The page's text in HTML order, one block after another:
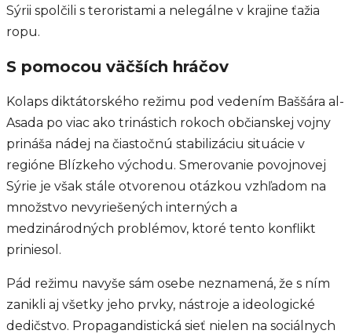
Sýrii spolčili s teroristami a nelegálne v krajine ťažia
ropu.
S pomocou väčších hráčov
Kolaps diktátorského režimu pod vedením Baššára al-
Asada po viac ako trinástich rokoch občianskej vojny
prináša nádej na čiastočnú stabilizáciu situácie v
regióne Blízkeho východu. Smerovanie povojnovej
Sýrie je však stále otvorenou otázkou vzhľadom na
množstvo nevyriešených interných a
medzinárodných problémov, ktoré tento konflikt
priniesol.
Pád režimu navyše sám osebe neznamená, že s ním
zanikli aj všetky jeho prvky, nástroje a ideologické
dedičstvo. Propagandistická sieť nielen na sociálnych